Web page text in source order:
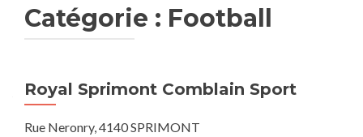
Catégorie : Football
Royal Sprimont Comblain Sport
Rue Neronry, 4140 SPRIMONT
Navigation
des